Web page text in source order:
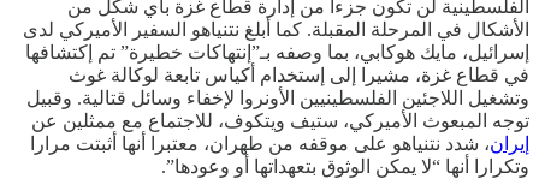
الفلسطينية لن تكون جزءا من إدارة قطاع غزة بأي شكل من
الأشكال في المرحلة المقبلة. كما أبلغ نتنياهو السفير الأميركي لدى
إسرائيل، مايك هوكابي، بما وصفه بـ”إنتهاكات خطيرة” تم إكتشافها
في قطاع غزة، مشيرا إلى إستخدام أكياس تابعة لوكالة غوث
وتشغيل اللاجئين الفلسطينيين الأونروا لإخفاء وسائل قتالية. وقبيل
توجه المبعوث الأميركي، ستيف ويتكوف، للاجتماع مع ممثلين عن
إيران، شدد نتنياهو على موقفه من طهران، معتبرا أنها أثبتت مرارا
وتكرارا أنها “لا يمكن الوثوق بتعهداتها أو وعودها”.